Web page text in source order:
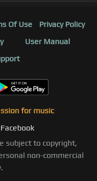
Of Use
Privacy Policy
User Manual
for music
Facebook
subject to copyright,
non-commercial